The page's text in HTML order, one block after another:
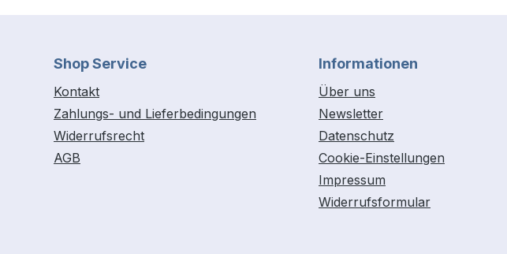
Shop Service
Kontakt
Zahlungs- und Lieferbedingungen
Widerrufsrecht
AGB
Informationen
Über uns
Newsletter
Datenschutz
Cookie-Einstellungen
Impressum
Widerrufsformular